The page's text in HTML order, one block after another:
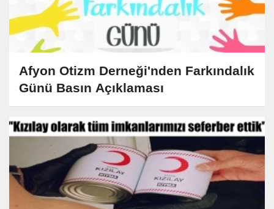
Afyon Otizm Derneği'nden Farkındalık
Günü Basın Açıklaması